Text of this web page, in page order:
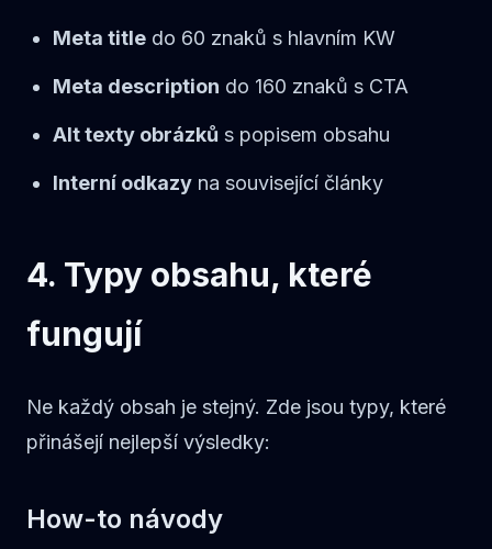
Meta title do 60 znaků s hlavním KW
Meta description do 160 znaků s CTA
Alt texty obrázků s popisem obsahu
Interní odkazy na související články
4. Typy obsahu, které
fungují
Ne každý obsah je stejný. Zde jsou typy, které
přinášejí nejlepší výsledky:
How-to návody